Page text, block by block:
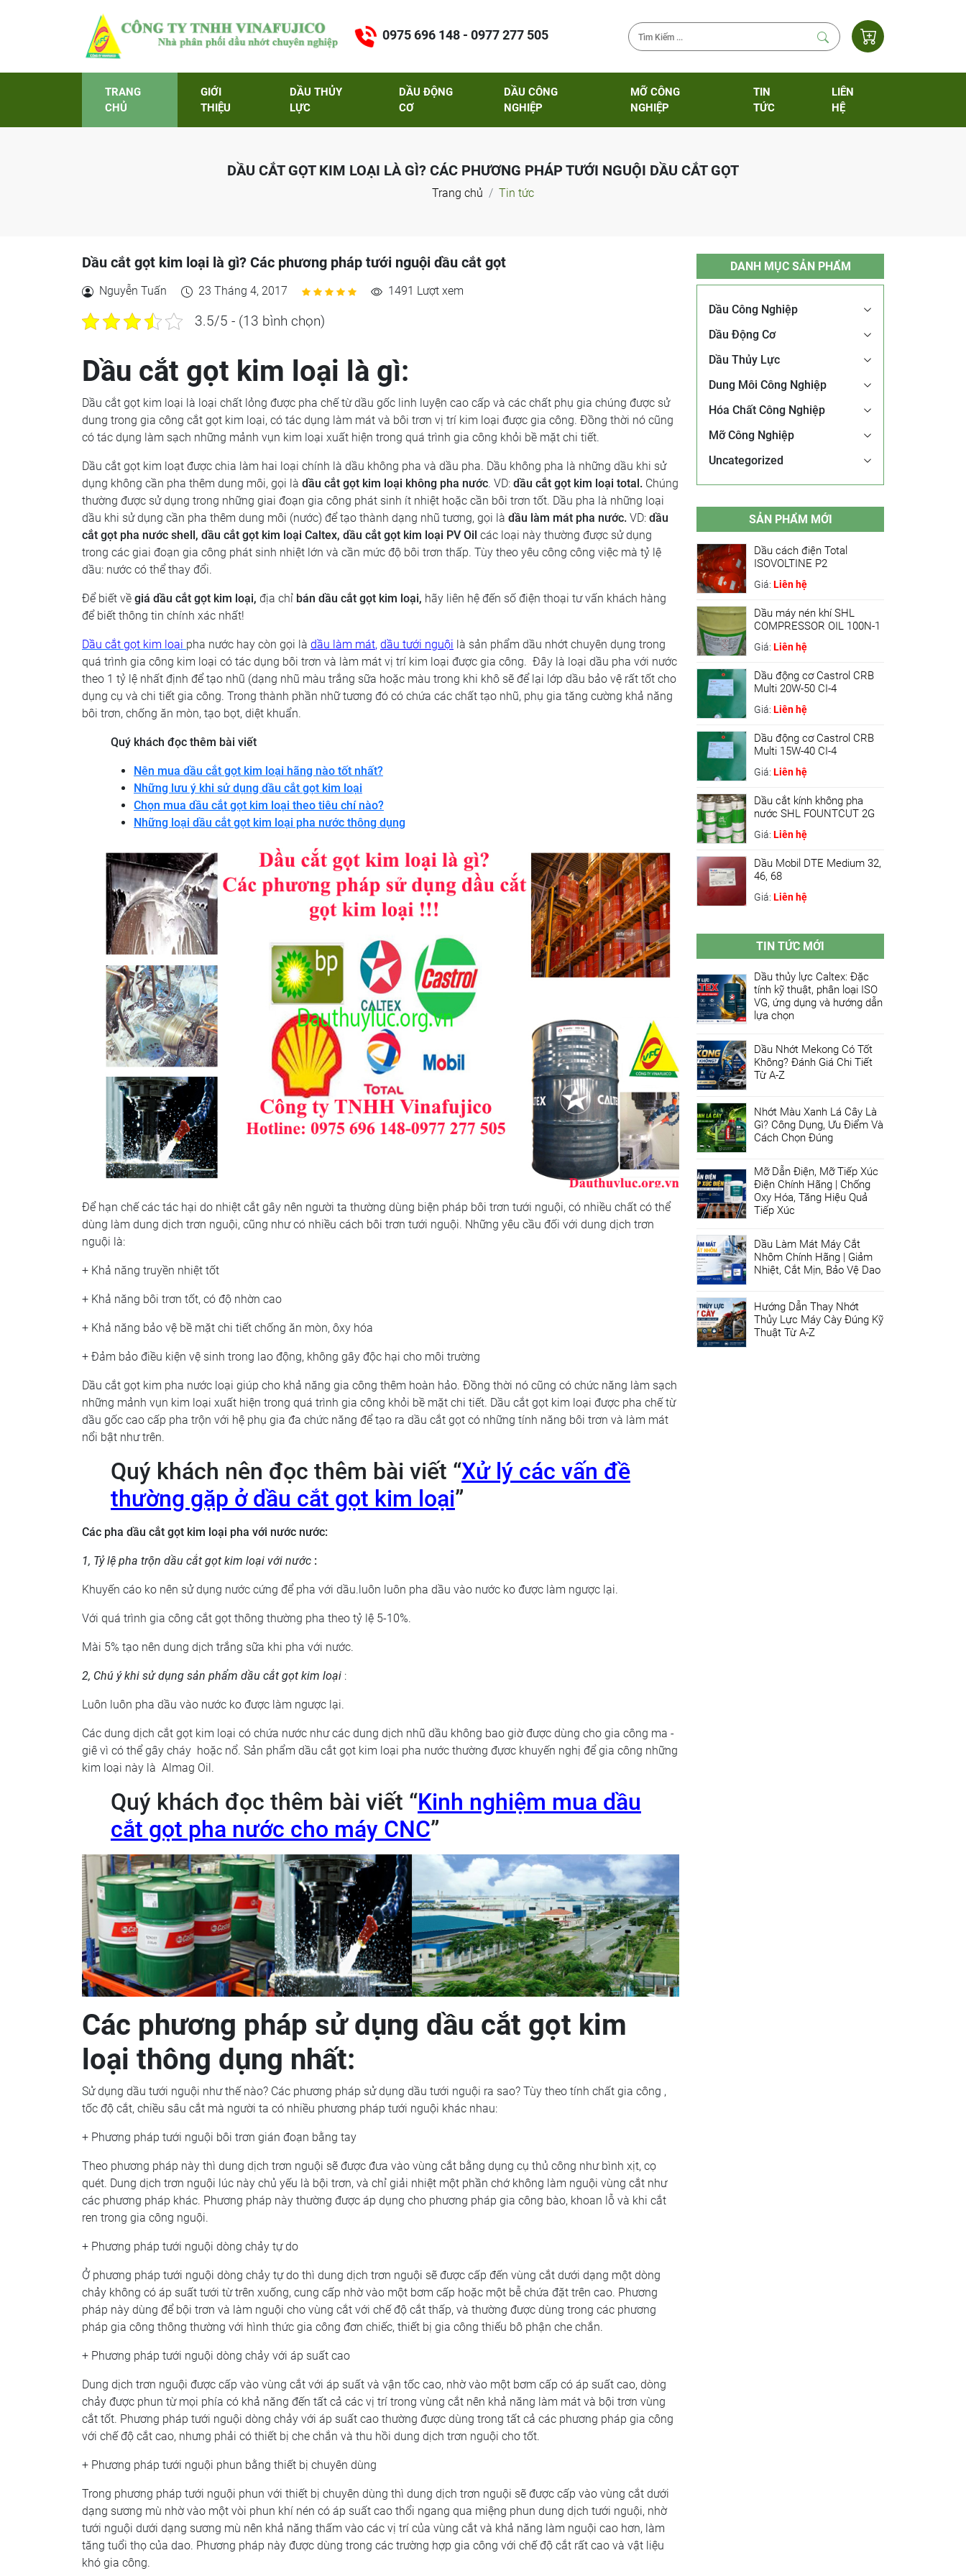
0975 696 148 - 0977 277 505
TRANG
CHỦ
GIỚI
THIỆU
DẦU THỦY
LỰC
DẦU ĐỘNG
CƠ
DẦU CÔNG
NGHIỆP
MỠ CÔNG
NGHIỆP
TIN
TỨC
LIÊN
HỆ
DẦU CẮT GỌT KIM LOẠI LÀ GÌ? CÁC PHƯƠNG PHÁP TƯỚI NGUỘI DẦU CẮT GỌT
Trang chủ Tin tức
Dầu cắt gọt kim loại là gì? Các phương pháp tưới nguội dầu cắt gọt
Nguyễn Tuấn 23 Tháng 4, 2017 1491 Lượt xem
3.5/5 - (13 bình chọn)
Dầu cắt gọt kim loại là gì:
Dầu cắt gọt kim loại là loại chất lỏng được pha chế từ dầu gốc linh luyện cao cấp và các chất phụ gia chúng được sử
dung trong gia công cắt gọt kim loại, có tác dụng làm mát và bôi trơn vị trí kim loại được gia công. Đồng thời nó cũng
có tác dụng làm sạch những mảnh vụn kim loại xuất hiện trong quá trình gia công khỏi bề mặt chi tiết.
Dầu cắt gọt kim loạt được chia làm hai loại chính là dầu không pha và dầu pha. Dầu không pha là những dầu khi sử
dụng không cần pha thêm dung môi, gọi là dầu cắt gọt kim loại không pha nước. VD: dầu cắt gọt kim loại total. Chúng
thường được sử dụng trong những giai đoạn gia công phát sinh ít nhiệt hoặc cần bôi trơn tốt. Dầu pha là những loại
dầu khi sử dụng cần pha thêm dung môi (nước) để tạo thành dạng nhũ tương, gọi là dầu làm mát pha nước. VD: dầu
cắt gọt pha nước shell, dầu cắt gọt kim loại Caltex, dầu cắt gọt kim loại PV Oil các loại này thường được sử dụng
trong các giai đoạn gia công phát sinh nhiệt lớn và cần mức độ bôi trơn thấp. Tùy theo yêu công công việc mà tỷ lệ
dầu: nước có thể thay đổi.
Để biết về giá dầu cắt gọt kim loại, địa chỉ bán dầu cắt gọt kim loại, hãy liên hệ đến số điện thoại tư vấn khách hàng
để biết thông tin chính xác nhất!
Dầu cắt gọt kim loại pha nước hay còn gọi là dầu làm mát, dầu tưới nguội là sản phẩm dầu nhớt chuyên dụng trong
quá trình gia công kim loại có tác dụng bôi trơn và làm mát vị trí kim loại được gia công. Đây là loại dầu pha với nước
theo 1 tỷ lệ nhất định để tạo nhũ (dạng nhũ màu trắng sữa hoặc màu trong khi khô sẽ để lại lớp dầu bảo vệ rất tốt cho
dụng cụ và chi tiết gia công. Trong thành phần nhữ tương đó có chứa các chất tạo nhũ, phụ gia tăng cường khả năng
bôi trơn, chống ăn mòn, tạo bọt, diệt khuẩn.
Quý khách đọc thêm bài viết
Nên mua dầu cắt gọt kim loại hãng nào tốt nhất?
Những lưu ý khi sử dụng dầu cắt gọt kim loại
Chọn mua dầu cắt gọt kim loại theo tiêu chí nào?
Những loại dầu cắt gọt kim loại pha nước thông dụng
Để hạn chế các tác hại do nhiệt cắt gây nên người ta thường dùng biện pháp bôi trơn tưới nguội, có nhiều chất có thể
dùng làm dung dịch trơn nguội, cũng như có nhiều cách bôi trơn tưới nguội. Những yêu cầu đối với dung dịch trơn
nguội là:
+ Khả năng truyền nhiệt tốt
+ Khả năng bôi trơn tốt, có độ nhờn cao
+ Khả năng bảo vệ bề mặt chi tiết chống ăn mòn, ôxy hóa
+ Đảm bảo điều kiện vệ sinh trong lao động, không gây độc hại cho môi trường
Dầu cắt gọt kim pha nước loại giúp cho khả năng gia công thêm hoàn hảo. Đồng thời nó cũng có chức năng làm sạch
những mảnh vụn kim loại xuất hiện trong quá trình gia công khỏi bề mặt chi tiết. Dầu cắt gọt kim loại được pha chế từ
dầu gốc cao cấp pha trộn với hệ phụ gia đa chức năng để tạo ra dầu cắt gọt có những tính năng bôi trơn và làm mát
nổi bật như trên.
Quý khách nên đọc thêm bài viết “Xử lý các vấn đề
thường gặp ở dầu cắt gọt kim loại”
Các pha dầu cắt gọt kim loại pha với nước nước:
1, Tỷ lệ pha trộn dầu cắt gọt kim loại với nước :
Khuyến cáo ko nên sử dụng nước cứng để pha với dầu.luôn luôn pha dầu vào nước ko được làm ngược lại.
Với quá trình gia công cắt gọt thông thường pha theo tỷ lệ 5-10%.
Mài 5% tạo nên dung dịch trắng sữa khi pha với nước.
2, Chú ý khi sử dụng sản phẩm dầu cắt gọt kim loại :
Luôn luôn pha dầu vào nước ko được làm ngược lại.
Các dung dịch cắt gọt kim loại có chứa nước như các dung dịch nhũ dầu không bao giờ được dùng cho gia công ma -
giê vì có thể gây cháy hoặc nổ. Sản phẩm dầu cắt gọt kim loại pha nước thường đựơc khuyến nghị để gia công những
kim loại này là Almag Oil.
Quý khách đọc thêm bài viết “Kinh nghiệm mua dầu
cắt gọt pha nước cho máy CNC”
Các phương pháp sử dụng dầu cắt gọt kim
loại thông dụng nhất:
Sử dụng dầu tưới nguội như thế nào? Các phương pháp sử dụng dầu tưới nguội ra sao? Tùy theo tính chất gia công ,
tốc độ cắt, chiều sâu cắt mà người ta có nhiều phương pháp tưới nguội khác nhau:
+ Phương pháp tưới nguội bôi trơn gián đoạn bằng tay
Theo phương pháp này thì dung dịch trơn nguội sẽ được đưa vào vùng cắt bằng dụng cụ thủ công như bình xịt, cọ
quét. Dung dịch trơn nguội lúc này chủ yếu là bội trơn, và chỉ giải nhiệt một phần chớ không làm nguội vùng cắt như
các phương pháp khác. Phương pháp này thường được áp dụng cho phương pháp gia công bào, khoan lỗ và khi cắt
ren trong gia công nguội.
+ Phương pháp tưới nguội dòng chảy tự do
Ở phương pháp tưới nguội dòng chảy tự do thì dung dịch trơn nguội sẽ được cấp đến vùng cắt dưới dạng một dòng
chảy không có áp suất tưới từ trên xuống, cung cấp nhờ vào một bơm cấp hoặc một bễ chứa đặt trên cao. Phương
pháp này dùng để bội trơn và làm nguội cho vùng cắt với chế độ cắt thấp, và thường được dùng trong các phương
pháp gia công thông thường với hình thức gia công đơn chiếc, thiết bị gia công thiếu bô phận che chắn.
+ Phương pháp tưới nguội dòng chảy với áp suất cao
Dung dịch trơn nguội được cấp vào vùng cắt với áp suất và vận tốc cao, nhờ vào một bơm cấp có áp suất cao, dòng
chảy được phun từ mọi phía có khả năng đến tất cả các vị trí trong vùng cắt nên khả năng làm mát và bội trơn vùng
cắt tốt. Phương pháp tưới nguội dòng chảy với áp suất cao thường được dùng trong tất cả các phương pháp gia công
với chế độ cắt cao, nhưng phải có thiết bị che chắn và thu hồi dung dịch trơn nguội cho tốt.
+ Phương pháp tưới nguội phun bằng thiết bị chuyên dùng
Trong phương pháp tưới nguội phun với thiết bị chuyên dùng thì dung dịch trơn nguội sẽ được cấp vào vùng cắt dưới
dạng sương mù nhờ vào một vòi phun khí nén có áp suất cao thổi ngang qua miệng phun dung dịch tưới nguội, nhờ
tưới nguội dưới dạng sương mù nên khả năng thấm vào các vị trí của vùng cắt và khả năng làm nguội cao hơn, làm
tăng tuổi thọ của dao. Phương pháp này được dùng trong các trường hợp gia công với chế độ cắt rất cao và vật liệu
khó gia công.
DANH MỤC SẢN PHẨM
Dầu Công Nghiệp
Dầu Động Cơ
Dầu Thủy Lực
Dung Môi Công Nghiệp
Hóa Chất Công Nghiệp
Mỡ Công Nghiệp
Uncategorized
SẢN PHẨM MỚI
Dầu cách điện Total
ISOVOLTINE P2
Giá: Liên hệ
Dầu máy nén khí SHL
COMPRESSOR OIL 100N-1
Giá: Liên hệ
Dầu động cơ Castrol CRB
Multi 20W-50 CI-4
Giá: Liên hệ
Dầu động cơ Castrol CRB
Multi 15W-40 CI-4
Giá: Liên hệ
Dầu cắt kính không pha
nước SHL FOUNTCUT 2G
Giá: Liên hệ
Dầu Mobil DTE Medium 32,
46, 68
Giá: Liên hệ
TIN TỨC MỚI
Dầu thủy lực Caltex: Đặc
tính kỹ thuật, phân loại ISO
VG, ứng dụng và hướng dẫn
lựa chọn
Dầu Nhớt Mekong Có Tốt
Không? Đánh Giá Chi Tiết
Từ A-Z
Nhớt Màu Xanh Lá Cây Là
Gì? Công Dụng, Ưu Điểm Và
Cách Chọn Đúng
Mỡ Dẫn Điện, Mỡ Tiếp Xúc
Điện Chính Hãng | Chống
Oxy Hóa, Tăng Hiệu Quả
Tiếp Xúc
Dầu Làm Mát Máy Cắt
Nhôm Chính Hãng | Giảm
Nhiệt, Cắt Mịn, Bảo Vệ Dao
Hướng Dẫn Thay Nhớt
Thủy Lực Máy Cày Đúng Kỹ
Thuật Từ A-Z